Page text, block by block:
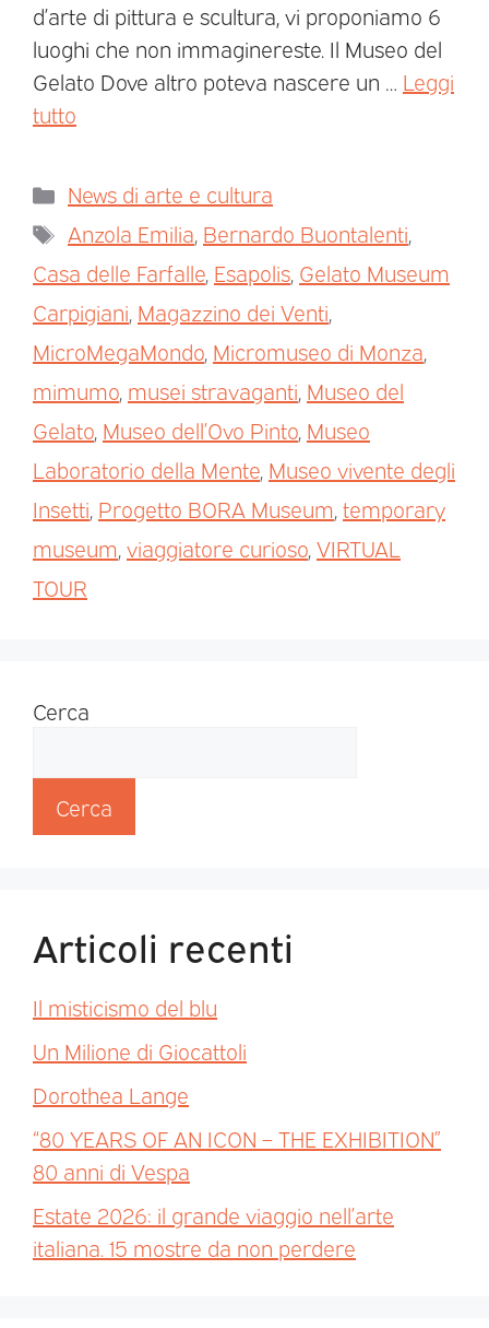
d’arte di pittura e scultura, vi proponiamo 6
luoghi che non immaginereste. Il Museo del
Gelato Dove altro poteva nascere un … Leggi
tutto
News di arte e cultura
Anzola Emilia, Bernardo Buontalenti,
Casa delle Farfalle, Esapolis, Gelato Museum
Carpigiani, Magazzino dei Venti,
MicroMegaMondo, Micromuseo di Monza,
mimumo, musei stravaganti, Museo del
Gelato, Museo dell’Ovo Pinto, Museo
Laboratorio della Mente, Museo vivente degli
Insetti, Progetto BORA Museum,temporary
museum,viaggiatore curioso,VIRTUAL
TOUR
Cerca
Cerca
Articoli recenti
Il misticismo del blu
Un Milione di Giocattoli
Dorothea Lange
“80 YEARS OF AN ICON – THE EXHIBITION”
80 anni di Vespa
Estate 2026: il grande viaggio nell’arte
italiana. 15 mostre da non perdere